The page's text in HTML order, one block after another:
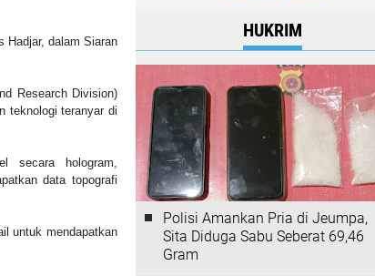
Hadjar, dalam Siaran
Research Division)
teknologi teranyar di
secara hologram,
data topografi
untuk mendapatkan
HUKRIM
Polisi Amankan Pria di Jeumpa,
Sita Diduga Sabu Seberat 69,46
Gram